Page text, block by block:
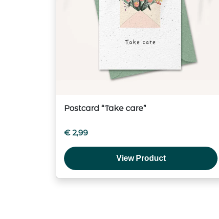
Postcard “Take care”
€ 2,99
View Product